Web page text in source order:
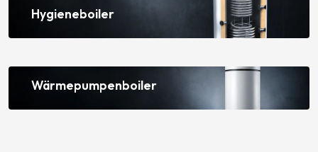
Hygieneboiler
Wärmepumpenboiler